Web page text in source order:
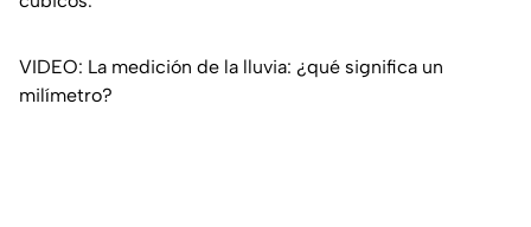
VIDEO: La medición de la lluvia: ¿qué significa un
milímetro?